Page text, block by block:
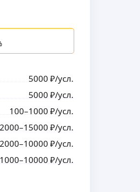
5000 ₽/усл.
5000 ₽/усл.
100–1000 ₽/усл.
2000–15000 ₽/усл.
2000–10000 ₽/усл.
1000–10000 ₽/усл.